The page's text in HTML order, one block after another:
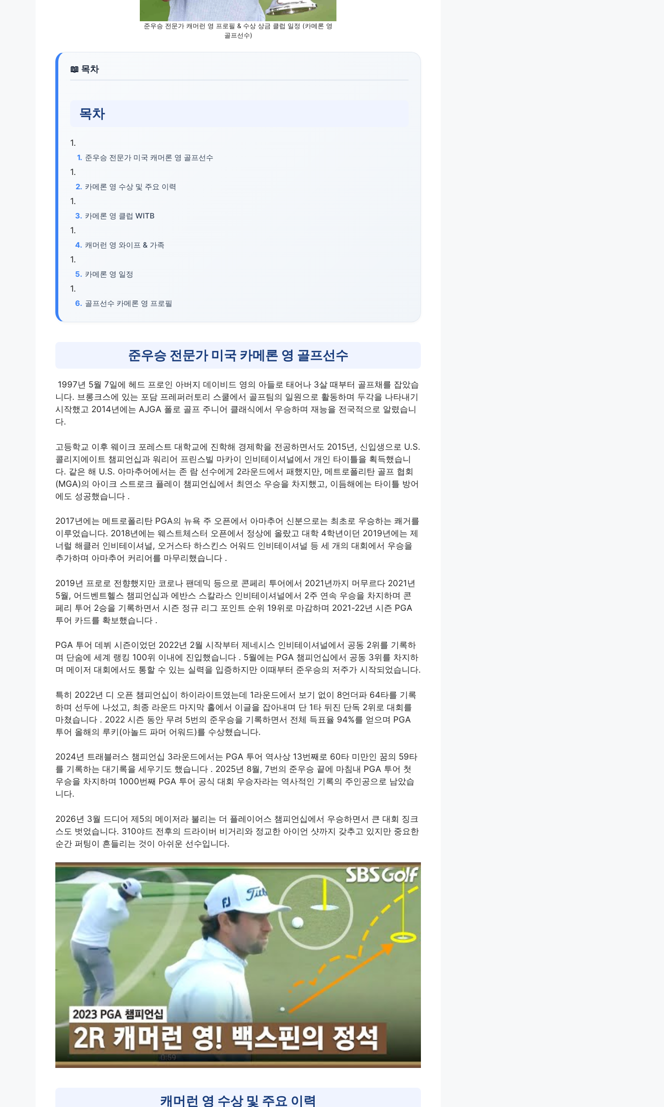
준우승 전문가 캐머런 영 프로필 & 수상 상금 클럽 일정 (카메론 영
골프선수)
목차
준우승 전문가 미국 캐머론 영 골프선수
카메론 영 수상 및 주요 이력
카메론 영 클럽 WITB
캐머런 영 와이프 & 가족
카메론 영 일정
골프선수 카메론 영 프로필
준우승 전문가 미국 카메론 영 골프선수
1997년 5월 7일에 헤드 프로인 아버지 데이비드 영의 아들로 태어나 3살 때부터 골프채를 잡았습
니다. 브롱크스에 있는 포담 프레퍼러토리 스쿨에서 골프팀의 일원으로 활동하며 두각을 나타내기
시작했고 2014년에는 AJGA 폴로 골프 주니어 클래식에서 우승하며 재능을 전국적으로 알렸습니
다.
고등학교 이후 웨이크 포레스트 대학교에 진학해 경제학을 전공하면서도 2015년, 신입생으로 U.S.
콜리지에이트 챔피언십과 워리어 프린스빌 마카이 인비테이셔널에서 개인 타이틀을 획득했습니
다. 같은 해 U.S. 아마추어에서는 존 람 선수에게 2라운드에서 패했지만, 메트로폴리탄 골프 협회
(MGA)의 아이크 스트로크 플레이 챔피언십에서 최연소 우승을 차지했고, 이듬해에는 타이틀 방어
에도 성공했습니다 .
2017년에는 메트로폴리탄 PGA의 뉴욕 주 오픈에서 아마추어 신분으로는 최초로 우승하는 쾌거를
이루었습니다. 2018년에는 웨스트체스터 오픈에서 정상에 올랐고 대학 4학년이던 2019년에는 제
너럴 해클러 인비테이셔널, 오거스타 하스킨스 어워드 인비테이셔널 등 세 개의 대회에서 우승을
추가하며 아마추어 커리어를 마무리했습니다 .
2019년 프로로 전향했지만 코로나 팬데믹 등으로 콘페리 투어에서 2021년까지 머무르다 2021년
5월, 어드벤트헬스 챔피언십과 에반스 스칼라스 인비테이셔널에서 2주 연속 우승을 차지하며 콘
페리 투어 2승을 기록하면서 시즌 정규 리그 포인트 순위 19위로 마감하며 2021-22년 시즌 PGA
투어 카드를 확보했습니다 .
PGA 투어 데뷔 시즌이었던 2022년 2월 시작부터 제네시스 인비테이셔널에서 공동 2위를 기록하
며 단숨에 세계 랭킹 100위 이내에 진입했습니다 . 5월에는 PGA 챔피언십에서 공동 3위를 차지하
며 메이저 대회에서도 통할 수 있는 실력을 입증하지만 이때부터 준우승의 저주가 시작되었습니다.
특히 2022년 디 오픈 챔피언십이 하이라이트였는데 1라운드에서 보기 없이 8언더파 64타를 기록
하며 선두에 나섰고, 최종 라운드 마지막 홀에서 이글을 잡아내며 단 1타 뒤진 단독 2위로 대회를
마쳤습니다 . 2022 시즌 동안 무려 5번의 준우승을 기록하면서 전체 득표율 94%를 얻으며 PGA
투어 올해의 루키(아놀드 파머 어워드)를 수상했습니다.
2024년 트래블러스 챔피언십 3라운드에서는 PGA 투어 역사상 13번째로 60타 미만인 꿈의 59타
를 기록하는 대기록을 세우기도 했습니다 . 2025년 8월, 7번의 준우승 끝에 마침내 PGA 투어 첫
우승을 차지하며 1000번째 PGA 투어 공식 대회 우승자라는 역사적인 기록의 주인공으로 남았습
니다.
2026년 3월 드디어 제5의 메이저라 불리는 더 플레이어스 챔피언십에서 우승하면서 큰 대회 징크
스도 벗었습니다. 310야드 전후의 드라이버 비거리와 정교한 아이언 샷까지 갖추고 있지만 중요한
순간 퍼팅이 흔들리는 것이 아쉬운 선수입니다.
캐머런 영 수상 및 주요 이력